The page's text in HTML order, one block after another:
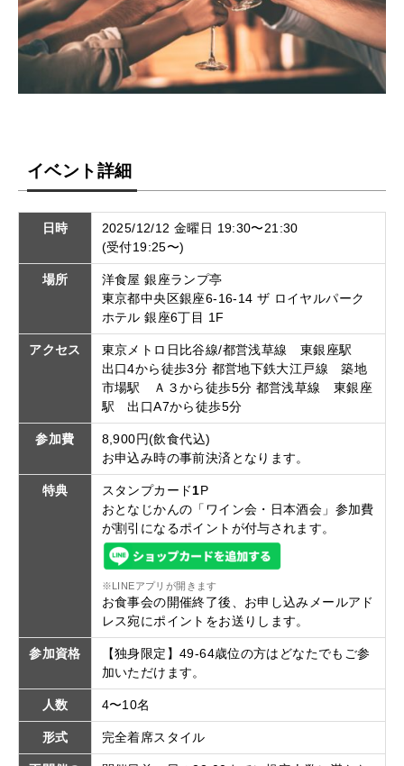
イベント詳細
日時
2025/12/12 金曜日 19:30〜21:30
(受付19:25〜)
場所
洋食屋 銀座ランプ亭
東京都中央区銀座6-16-14 ザ ロイヤルパーク
ホテル 銀座6丁目 1F
アクセス
東京メトロ日比谷線/都営浅草線 東銀座駅
出口4から徒歩3分 都営地下鉄大江戸線 築地
市場駅 Ａ３から徒歩5分 都営浅草線 東銀座
駅 出口A7から徒歩5分
参加費
8,900円(飲食代込)
お申込み時の事前決済となります。
特典 スタンプカード1P
おとなじかんの「ワイン会・日本酒会」参加費
が割引になるポイントが付与されます。
※LINEアプリが開きます
お食事会の開催終了後、お申し込みメールアド
レス宛にポイントをお送りします。
参加資格
【独身限定】49-64歳位の方はどなたでもご参
加いただけます。
人数 4〜10名
形式 完全着席スタイル